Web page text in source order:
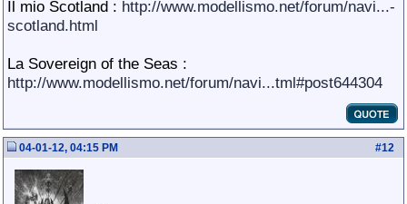
Il mio Scotland : http://www.modellismo.net/forum/navi...-
scotland.html
La Sovereign of the Seas :
http://www.modellismo.net/forum/navi...tml#post644304
#12
04-01-12, 04:15 PM